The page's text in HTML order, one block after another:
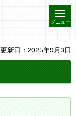
メニュー
更新日：2025年9月3日